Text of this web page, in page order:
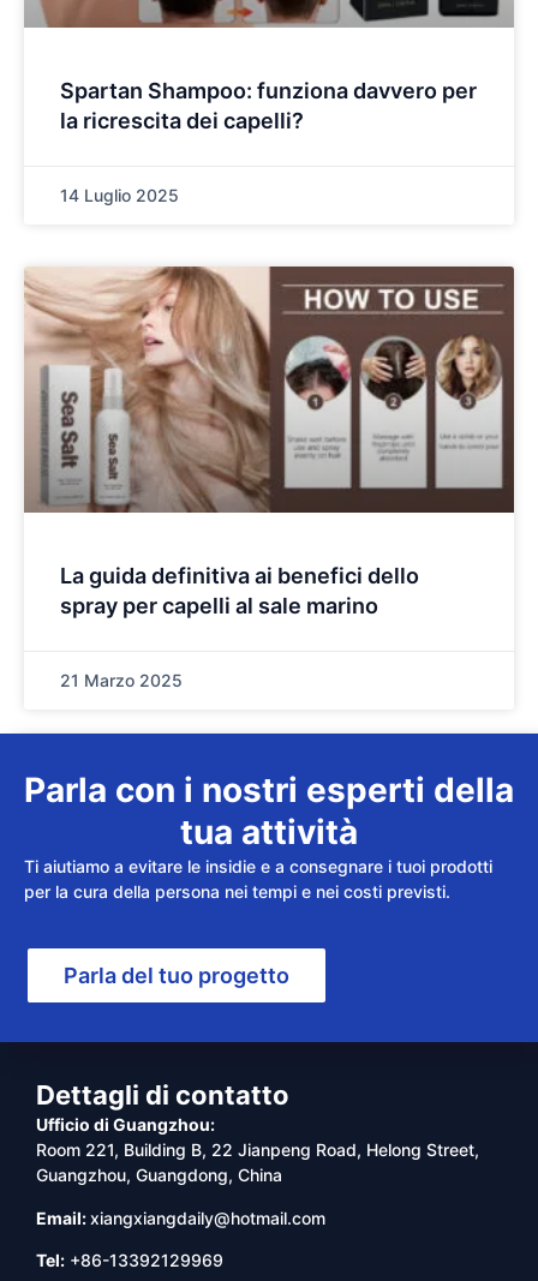
Spartan Shampoo: funziona davvero per
la ricrescita dei capelli?
14 Luglio 2025
La guida definitiva ai benefici dello
spray per capelli al sale marino
21 Marzo 2025
Parla con i nostri esperti della
tua attività
Ti aiutiamo a evitare le insidie e a consegnare i tuoi prodotti
per la cura della persona nei tempi e nei costi previsti.
Parla del tuo progetto
Dettagli di contatto
Ufficio di Guangzhou:
Room 221, Building B, 22 Jianpeng Road, Helong Street,
Guangzhou, Guangdong, China
Email:xiangxiangdaily@hotmail.com
Tel: +86-13392129969